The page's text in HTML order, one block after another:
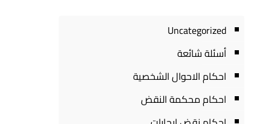
Uncategorized
أسئلة شائعة
احكام الاحوال الشخصية
احكام محكمة النقض